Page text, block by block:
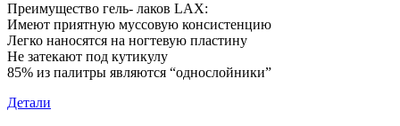
Преимущество гель- лаков LAX:
Имеют приятную муссовую консистенцию
Легко наносятся на ногтевую пластину
Не затекают под кутикулу
85% из палитры являются “однослойники”
Детали